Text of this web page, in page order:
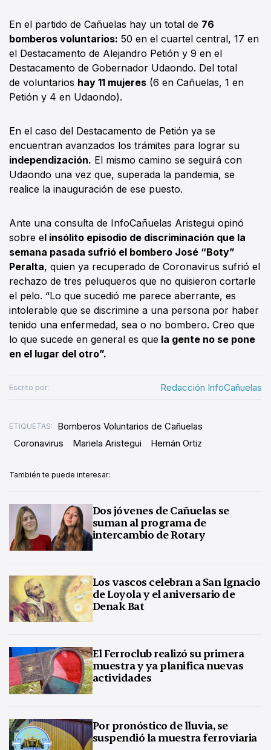
En el partido de Cañuelas hay un total de 76
bomberos voluntarios: 50 en el cuartel central, 17 en
el Destacamento de Alejandro Petión y 9 en el
Destacamento de Gobernador Udaondo. Del total
de voluntarios hay 11 mujeres (6 en Cañuelas, 1 en
Petión y 4 en Udaondo).
En el caso del Destacamento de Petión ya se
encuentran avanzados los trámites para lograr su
independización. El mismo camino se seguirá con
Udaondo una vez que, superada la pandemia, se
realice la inauguración de ese puesto.
Ante una consulta de InfoCañuelas Aristegui opinó
sobre el insólito episodio de discriminación que la
semana pasada sufrió el bombero José “Boty”
Peralta, quien ya recuperado de Coronavirus sufrió el
rechazo de tres peluqueros que no quisieron cortarle
el pelo. “Lo que sucedió me parece aberrante, es
intolerable que se discrimine a una persona por haber
tenido una enfermedad, sea o no bombero. Creo que
lo que sucede en general es que la gente no se pone
en el lugar del otro”.
Escrito por: Redacción InfoCañuelas
ETIQUETAS:
Bomberos Voluntarios de Cañuelas
Coronavirus
Mariela Aristegui Hernán Ortiz
También te puede interesar:
Dos jóvenes de Cañuelas se
suman al programa de
intercambio de Rotary
Los vascos celebran a San Ignacio
de Loyola y el aniversario de
Denak Bat
El Ferroclub realizó su primera
muestra y ya planifica nuevas
actividades
Por pronóstico de lluvia, se
suspendió la muestra ferroviaria